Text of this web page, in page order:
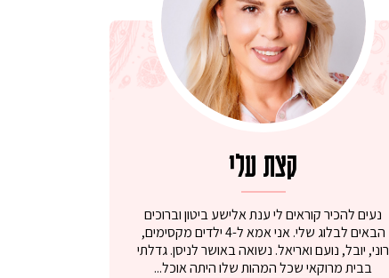
קצת עלי
נעים להכיר קוראים לי ענת אלישע ביטון וברוכים
הבאים לבלוג שלי. אני אמא ל-4 ילדים מקסימים,
רוני, יובל, נועם ואריאל. נשואה באושר לניסן. גדלתי
בבית מרוקאי שכל המהות שלו היתה אוכל...